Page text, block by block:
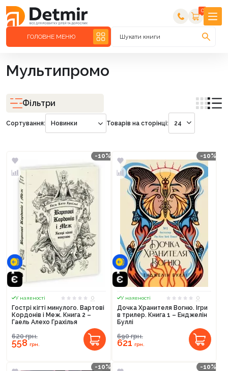
0
ГОЛОВНЕ МЕНЮ Шукати книги
Мультипромо
Фільтри
Сортування: Новинки Товарів на сторінці: 24
-10%
У наявності
0
Гострі кігті минулого. Вартові
Кордонів і Меж. Книга 2 –
Гаель Алехо Грахілья
620грн.
558грн.
-10%
У наявності
0
Дочка Хранителя Вогню. Ігри
в трилер. Книга 1 – Енджелін
Буллі
690грн.
621грн.
-10% -10%